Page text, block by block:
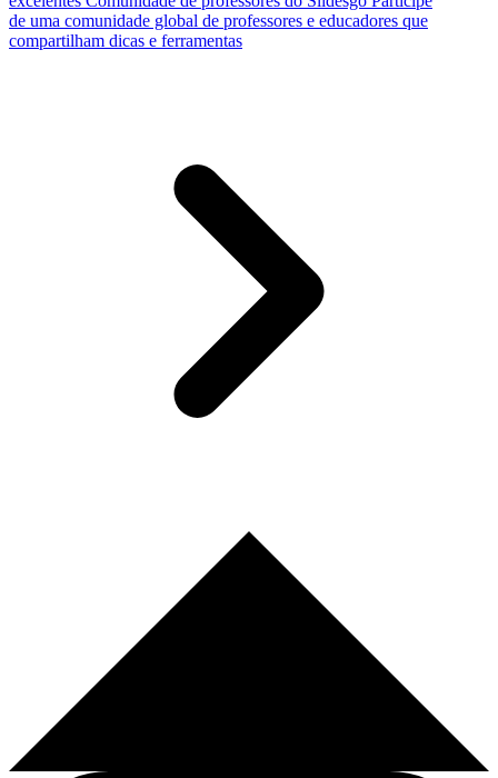
de uma comunidade global de professores e educadores que
compartilham dicas e ferramentas